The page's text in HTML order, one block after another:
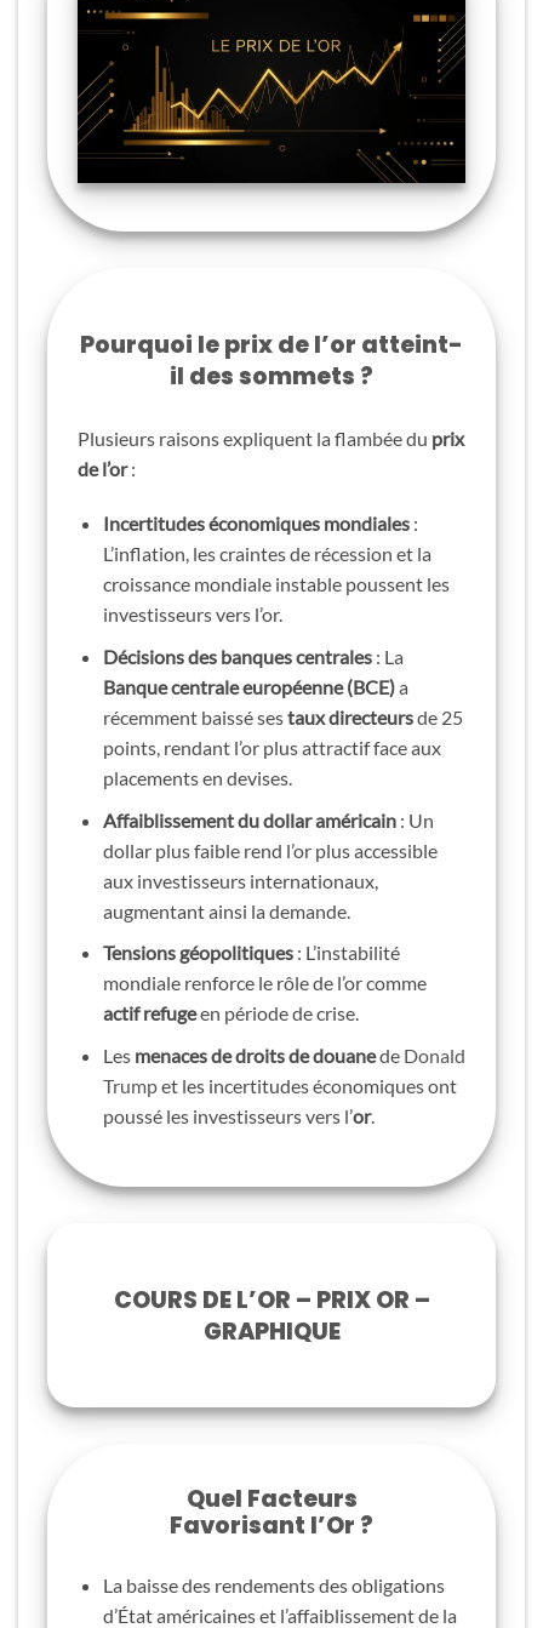
Pourquoi le prix de l’or atteint-
il des sommets ?
Plusieurs raisons expliquent la flambée du prix
de l’or:
Incertitudes économiques mondiales:
L’inflation, les craintes de récession et la
croissance mondiale instable poussent les
investisseurs vers l’or.
Décisions des banques centrales: La
Banque centrale européenne (BCE)a
récemment baissé sestaux directeursde 25
points, rendant l’or plus attractif face aux
placements en devises.
Affaiblissement du dollar américain: Un
dollar plus faible rend l’or plus accessible
aux investisseurs internationaux,
augmentant ainsi la demande.
Tensions géopolitiques: L’instabilité
mondiale renforce le rôle de l’or comme
actif refugeen période de crise.
Les menaces de droits de douanede Donald
Trumpet les incertitudes économiques ont
poussé les investisseurs vers l’or.
COURS DE L’OR – PRIX OR –
GRAPHIQUE
Quel Facteurs
Favorisant l’Or ?
La baisse des rendements des obligations
d’État américaines et l’affaiblissement de la